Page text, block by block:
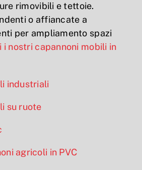
rimovibili e tettoie.
o affiancate a
per ampliamento spazi
i nostri capannoni mobili in
industriali
su ruote
agricoli in PVC